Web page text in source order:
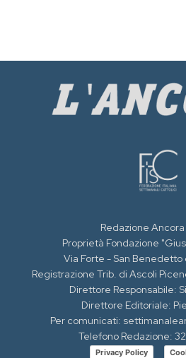
Redazione
Proprietà Fondazione
Via Forte - San Benedetto
Registrazione Trib. di Ascoli
Direttore Responsabile:
Direttore Editoriale:
Per comunicati:
Telefono Redazione:
Privacy Policy